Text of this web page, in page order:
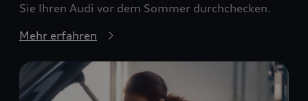
Sie Ihren Audi vor dem Sommer durchchecken.
Mehr erfahren